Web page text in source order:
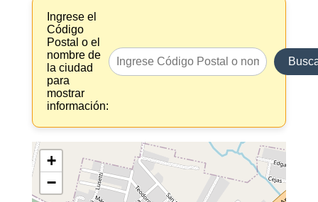
Ingrese el
Código
Postal o el
nombre de
la ciudad
para
mostrar
información:
+
−